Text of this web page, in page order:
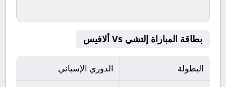
بطاقة المباراة إلتشي Vs ألافيس
البطولة الدوري الإسباني